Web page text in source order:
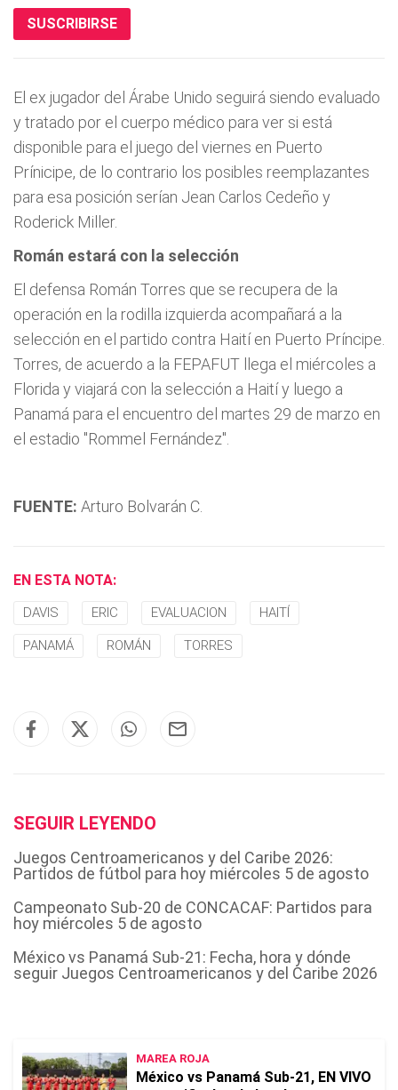
SUSCRIBIRSE
El ex jugador del Árabe Unido seguirá siendo evaluado
y tratado por el cuerpo médico para ver si está
disponible para el juego del viernes en Puerto
Prínicipe, de lo contrario los posibles reemplazantes
para esa posición serían Jean Carlos Cedeño y
Roderick Miller.
Román estará con la selección
El defensa Román Torres que se recupera de la
operación en la rodilla izquierda acompañará a la
selección en el partido contra Haití en Puerto Príncipe.
Torres, de acuerdo a la FEPAFUT llega el miércoles a
Florida y viajará con la selección a Haití y luego a
Panamá para el encuentro del martes 29 de marzo en
el estadio "Rommel Fernández".
FUENTE: Arturo Bolvarán C.
EN ESTA NOTA:
DAVIS ERIC EVALUACION HAITÍ
PANAMÁ ROMÁN TORRES
SEGUIR LEYENDO
Juegos Centroamericanos y del Caribe 2026:
Partidos de fútbol para hoy miércoles 5 de agosto
Campeonato Sub-20 de CONCACAF: Partidos para
hoy miércoles 5 de agosto
México vs Panamá Sub-21: Fecha, hora y dónde
seguir Juegos Centroamericanos y del Caribe 2026
MAREA ROJA
México vs Panamá Sub-21, EN VIVO